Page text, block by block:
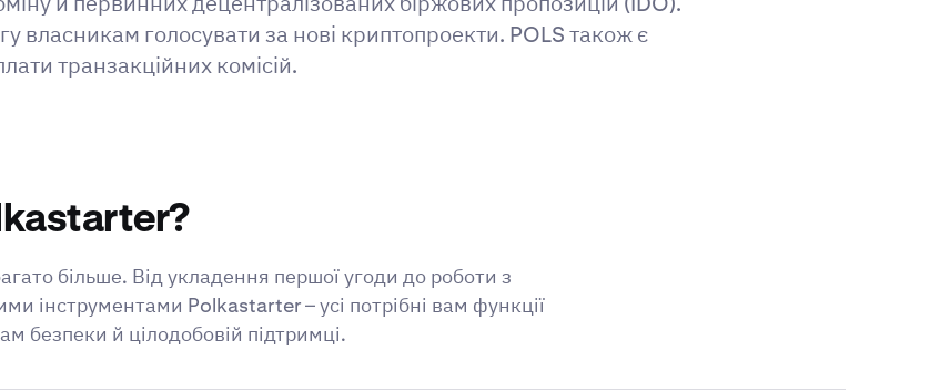
власникам голосувати за нові криптопроекти. POLS також є
транзакційних комісій.
більше. Від укладення першої угоди до роботи з
інструментами Polkastarter – усі потрібні вам функції
безпеки й цілодобовій підтримці.